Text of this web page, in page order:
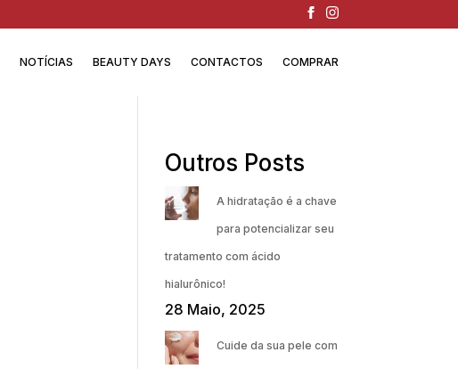
NOTÍCIAS BEAUTY DAYS CONTACTOS COMPRAR
Outros Posts
A hidratação é a chave
para potencializar seu
tratamento com ácido
hialurônico!
28 Maio, 2025
Cuide da sua pele com